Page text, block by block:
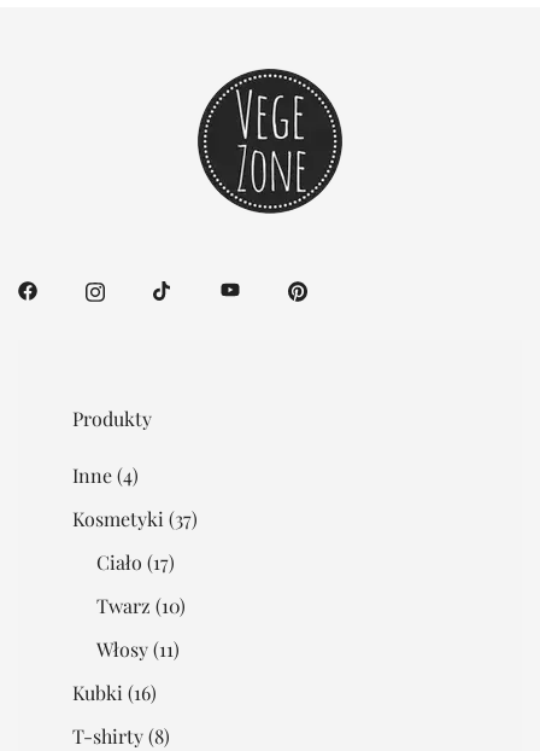
Produkty
Inne(4)
Kosmetyki (37)
Ciało (17)
Twarz (10)
Włosy(11)
Kubki (16)
T-shirty(8)